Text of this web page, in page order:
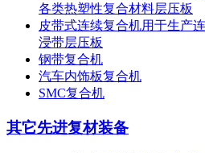
各类热塑性复合材料层压板
皮带式连续复合机用于生产
浸带层压板
钢带复合机
汽车内饰板复合机
SMC复合机
其它先进复材装备